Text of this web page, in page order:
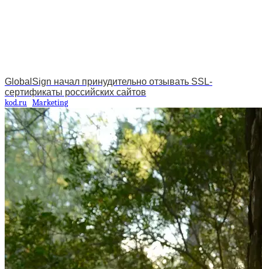
GlobalSign начал принудительно отзывать SSL-
сертификаты российских сайтов
kod.ru Marketing